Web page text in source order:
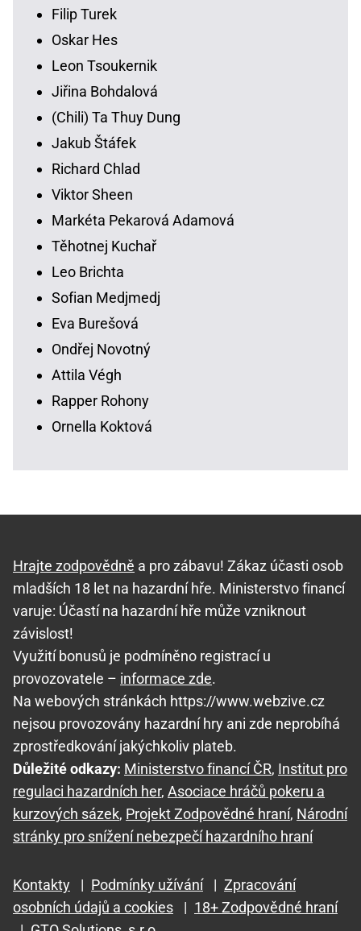
Filip Turek
Oskar Hes
Leon Tsoukernik
Jiřina Bohdalová
(Chili) Ta Thuy Dung
Jakub Štáfek
Richard Chlad
Viktor Sheen
Markéta Pekarová Adamová
Těhotnej Kuchař
Leo Brichta
Sofian Medjmedj
Eva Burešová
Ondřej Novotný
Attila Végh
Rapper Rohony
Ornella Koktová
Hrajte zodpovědně a pro zábavu! Zákaz účasti osob
mladších 18 let na hazardní hře. Ministerstvo financí
varuje: Účastí na hazardní hře může vzniknout
závislost!
Využití bonusů je podmíněno registrací u
provozovatele – informace zde.
Na webových stránkách https://www.webzive.cz
nejsou provozovány hazardní hry ani zde neprobíhá
zprostředkování jakýchkoliv plateb.
Důležité odkazy: Ministerstvo financí ČR, Institut pro
regulaci hazardních her, Asociace hráčů pokeru a
kurzových sázek, Projekt Zodpovědné hraní, Národní
stránky pro snížení nebezpečí hazardního hraní
Kontakty | Podmínky užívání | Zpracování
osobních údajů a cookies
| 18+ Zodpovědné hraní